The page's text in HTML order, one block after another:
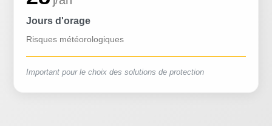
Jours d'orage
Risques météorologiques
Important pour le choix des solutions de protection